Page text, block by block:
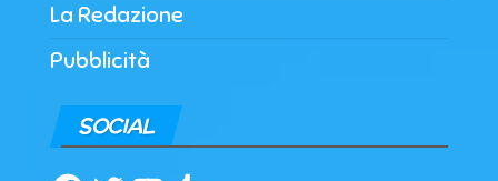
La Redazione
Pubblicità
SOCIAL